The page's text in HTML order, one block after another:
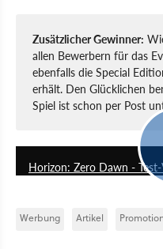
Zusätzlicher Gewinner:
allen Bewerbern für das
ebenfalls die Special
erhält. Den Glücklichen
Spiel ist schon per Post
Horizon: Zero Dawn -
Werbung Artikel